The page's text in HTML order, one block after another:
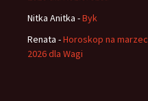
Nitka Anitka -Byk
Renata -Horoskop na marzec
2026 dla Wagi